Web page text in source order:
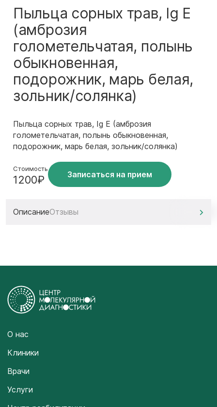
Пыльца сорных трав, Ig E
(амброзия
голометельчатая, полынь
обыкновенная,
подорожник, марь белая,
зольник/солянка)
Пыльца сорных трав, Ig E (амброзия
голометельчатая, полынь обыкновенная,
подорожник, марь белая, зольник/солянка)
Стоимость
1200₽ Записаться на прием
ОписаниеОтзывы
О нас
Клиники
Врачи
Услуги